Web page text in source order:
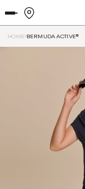
HOME BERMUDA ACTIVE®